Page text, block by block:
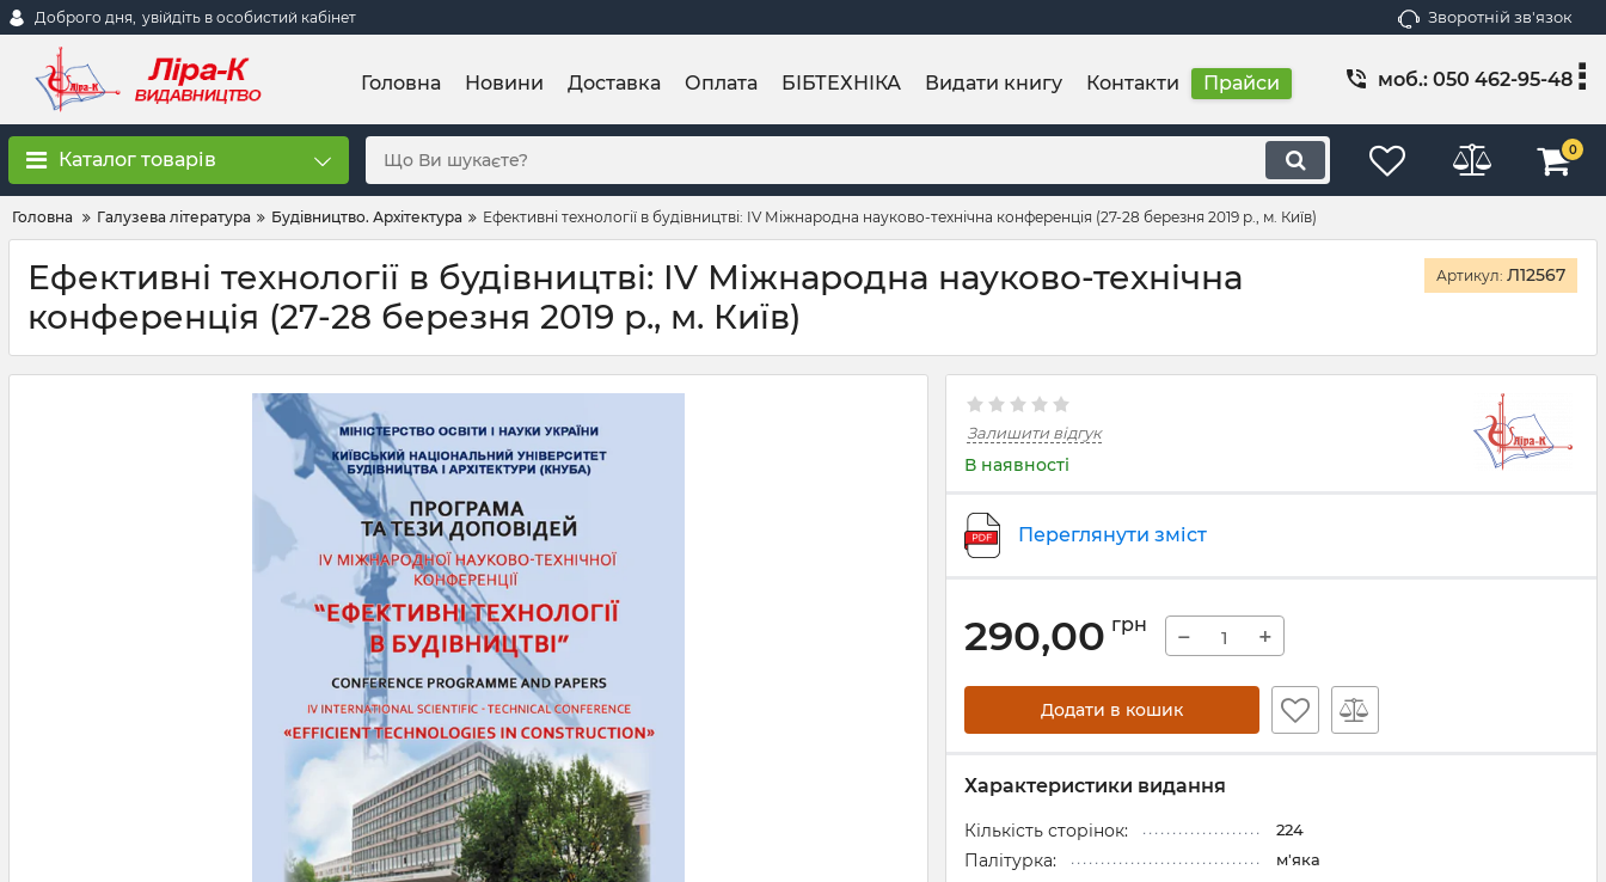
Доброго дня, увійдіть в особистий кабінет Зворотній зв'язок
Головна Новини Доставка Оплата БІБТЕХНІКА Видати книгу Контакти Прайси моб.: 050 462-95-48
Каталог товарів 0
Головна Галузева література Будівництво. Архітектура Ефективні технології в будівництві: IV Міжнародна науково-технічна конференція (27-28 березня 2019 р., м. Київ)
Ефективні технології в будівництві: IV Міжнародна науково-технічна
конференція (27-28 березня 2019 р., м. Київ)
Артикул: Л12567
Залишити відгук
В наявності
Переглянути зміст
290,00 грн − +
Додати в кошик
Характеристики видання
Кількість сторінок: 224
Палітурка: м'яка